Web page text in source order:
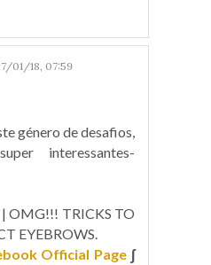
01/18, 07:59
género de desafios,
interessantes-
OMG!!! TRICKS TO
EYEBROWS.
Official Page ∫